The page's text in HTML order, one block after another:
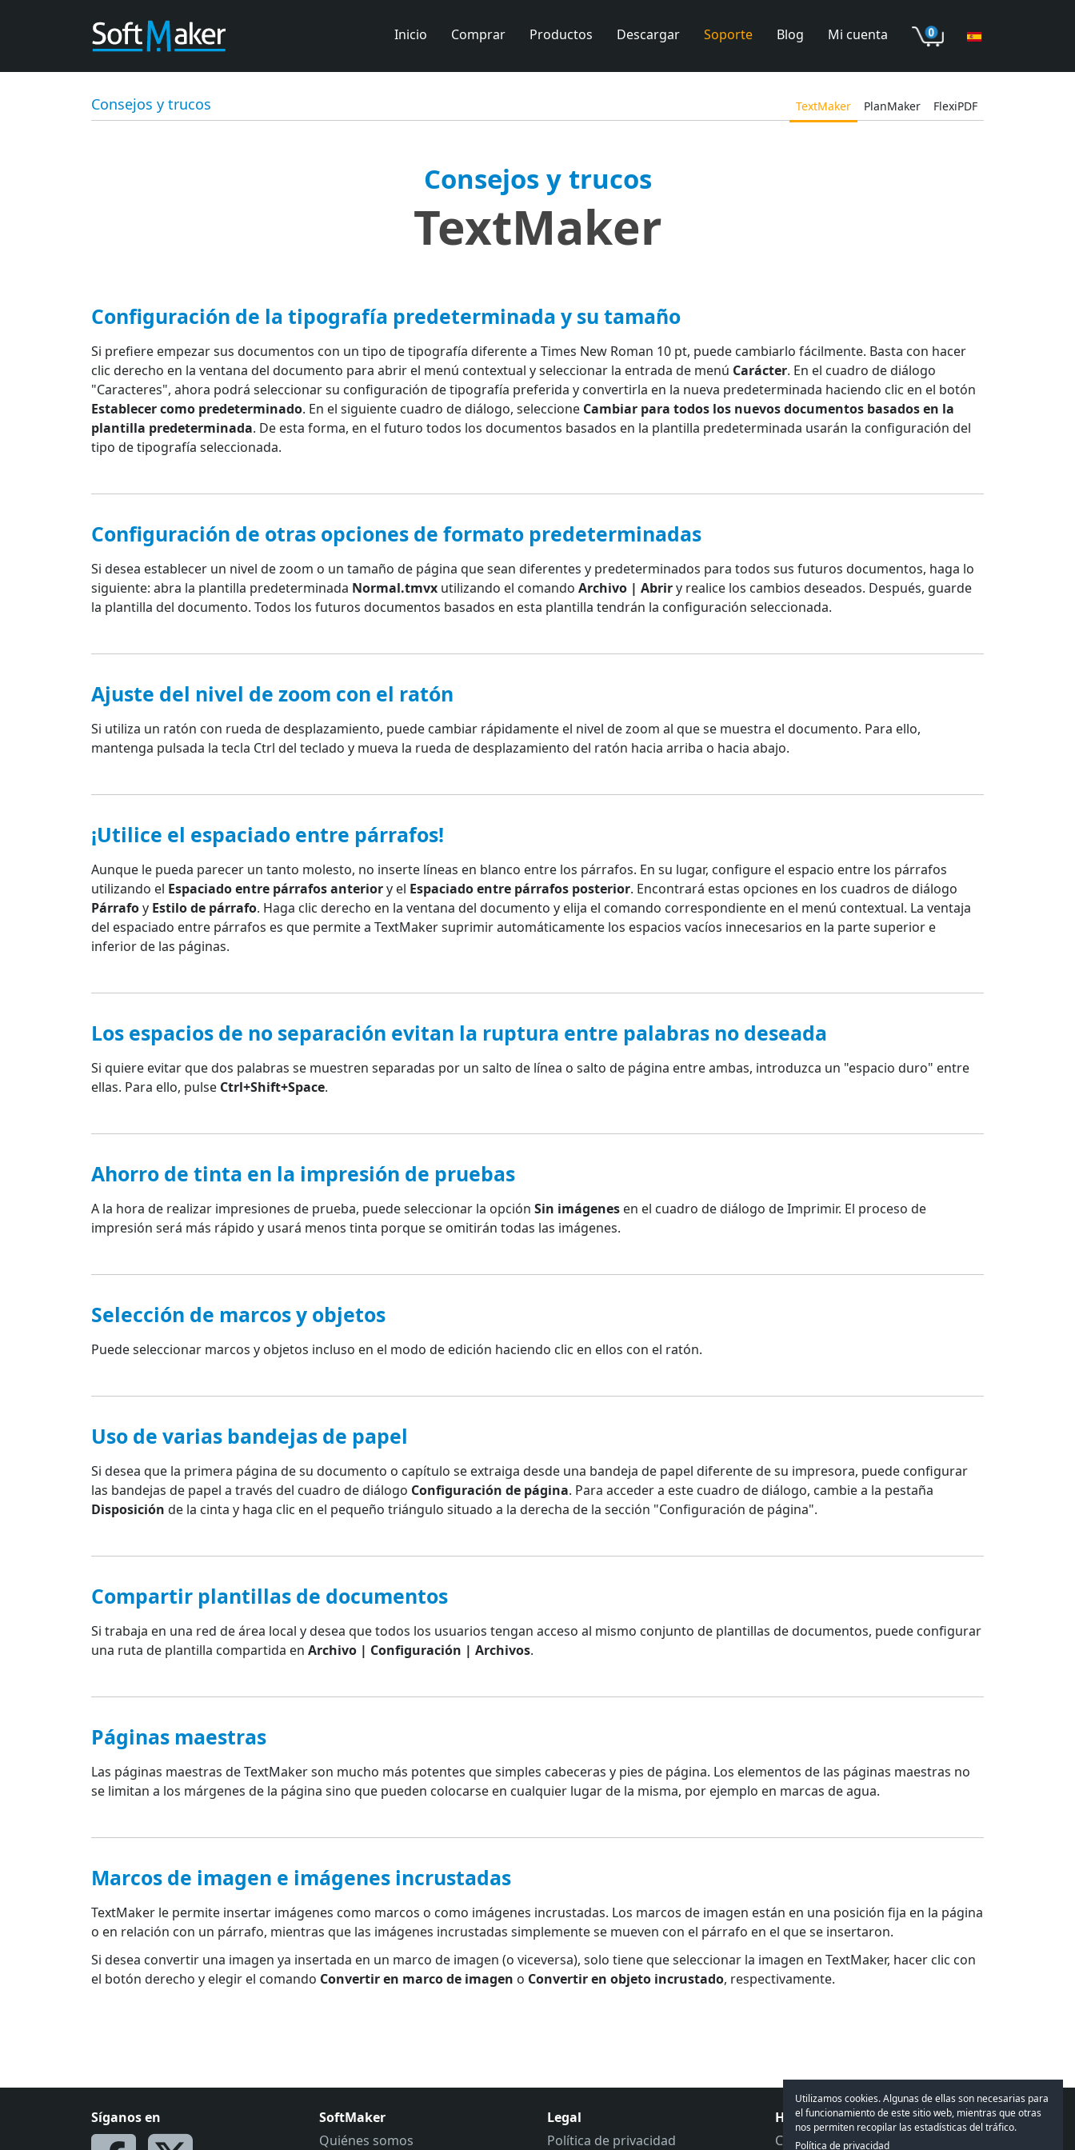
Inicio Comprar Productos Descargar Soporte Blog Mi cuenta
Consejos y trucos TextMaker PlanMaker FlexiPDF
Consejos y trucos
TextMaker
Configuración de la tipografía predeterminada y su tamaño
Si prefiere empezar sus documentos con un tipo de tipografía diferente a Times New Roman 10 pt, puede cambiarlo fácilmente. Basta con hacer
clic derecho en la ventana del documento para abrir el menú contextual y seleccionar la entrada de menú Carácter. En el cuadro de diálogo
"Caracteres", ahora podrá seleccionar su configuración de tipografía preferida y convertirla en la nueva predeterminada haciendo clic en el botón
Establecer como predeterminado. En el siguiente cuadro de diálogo, seleccione Cambiar para todos los nuevos documentos basados en la
plantilla predeterminada. De esta forma, en el futuro todos los documentos basados en la plantilla predeterminada usarán la configuración del
tipo de tipografía seleccionada.
Configuración de otras opciones de formato predeterminadas
Si desea establecer un nivel de zoom o un tamaño de página que sean diferentes y predeterminados para todos sus futuros documentos, haga lo
siguiente: abra la plantilla predeterminada Normal.tmvx utilizando el comando Archivo | Abriry realice los cambios deseados. Después, guarde
la plantilla del documento. Todos los futuros documentos basados en esta plantilla tendrán la configuración seleccionada.
Ajuste del nivel de zoom con el ratón
Si utiliza un ratón con rueda de desplazamiento, puede cambiar rápidamente el nivel de zoom al que se muestra el documento. Para ello,
mantenga pulsada la tecla Ctrl del teclado y mueva la rueda de desplazamiento del ratón hacia arriba o hacia abajo.
¡Utilice el espaciado entre párrafos!
Aunque le pueda parecer un tanto molesto, no inserte líneas en blanco entre los párrafos. En su lugar, configure el espacio entre los párrafos
utilizando el Espaciado entre párrafos anteriory el Espaciado entre párrafos posterior. Encontrará estas opciones en los cuadros de diálogo
Párrafoy Estilo de párrafo. Haga clic derecho en la ventana del documento y elija el comando correspondiente en el menú contextual. La ventaja
del espaciado entre párrafos es que permite a TextMaker suprimir automáticamente los espacios vacíos innecesarios en la parte superior e
inferior de las páginas.
Los espacios de no separación evitan la ruptura entre palabras no deseada
Si quiere evitar que dos palabras se muestren separadas por un salto de línea o salto de página entre ambas, introduzca un "espacio duro" entre
ellas. Para ello, pulse Ctrl+Shift+Space.
Ahorro de tinta en la impresión de pruebas
A la hora de realizar impresiones de prueba, puede seleccionar la opción Sin imágenes en el cuadro de diálogo de Imprimir. El proceso de
impresión será más rápido y usará menos tinta porque se omitirán todas las imágenes.
Selección de marcos y objetos
Puede seleccionar marcos y objetos incluso en el modo de edición haciendo clic en ellos con el ratón.
Uso de varias bandejas de papel
Si desea que la primera página de su documento o capítulo se extraiga desde una bandeja de papel diferente de su impresora, puede configurar
las bandejas de papel a través del cuadro de diálogo Configuración de página. Para acceder a este cuadro de diálogo, cambie a la pestaña
Disposición de la cinta y haga clic en el pequeño triángulo situado a la derecha de la sección "Configuración de página".
Compartir plantillas de documentos
Si trabaja en una red de área local y desea que todos los usuarios tengan acceso al mismo conjunto de plantillas de documentos, puede configurar
una ruta de plantilla compartida en Archivo | Configuración | Archivos.
Páginas maestras
Las páginas maestras de TextMaker son mucho más potentes que simples cabeceras y pies de página. Los elementos de las páginas maestras no
se limitan a los márgenes de la página sino que pueden colocarse en cualquier lugar de la misma, por ejemplo en marcas de agua.
Marcos de imagen e imágenes incrustadas
TextMaker le permite insertar imágenes como marcos o como imágenes incrustadas. Los marcos de imagen están en una posición fija en la página
o en relación con un párrafo, mientras que las imágenes incrustadas simplemente se mueven con el párrafo en el que se insertaron.
Si desea convertir una imagen ya insertada en un marco de imagen (o viceversa), solo tiene que seleccionar la imagen en TextMaker, hacer clic con
el botón derecho y elegir el comando Convertir en marco de imagen o Convertir en objeto incrustado, respectivamente.
Utilizamos cookies. Algunas de ellas son necesarias para
el funcionamiento de este sitio web, mientras que otras
nos permiten recopilar las estadísticas del tráfico.
Política de privacidad
Síganos en
SoftMaker
Quiénes somos
Legal
Política de privacidad
Hablemos
Comentarios